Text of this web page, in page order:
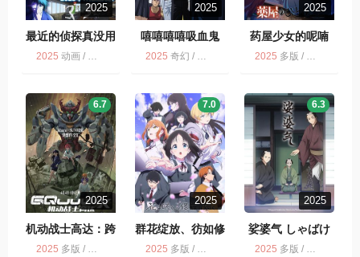
2025
最近的侦探真没用
2025 动画 / 喜剧 / 最近的侦探真没用 / 多版
2025
嘻嘻嘻嘻吸血鬼
2025 奇幻 / 嘻嘻嘻嘻吸血鬼 / 动画 / 多版
2025
药屋少女的呢喃
2025 多版 / 动画
2025
机动战士高达：跨
时之战
6.7
2025 多版 / 科幻 / 冒险 / 动画
2025
群花绽放、彷如修
罗
7.0
2025 多版 / 动画 / 群花绽放、彷如修罗
2025
娑婆气 しゃばけ
6.3
2025 多版 / 动画